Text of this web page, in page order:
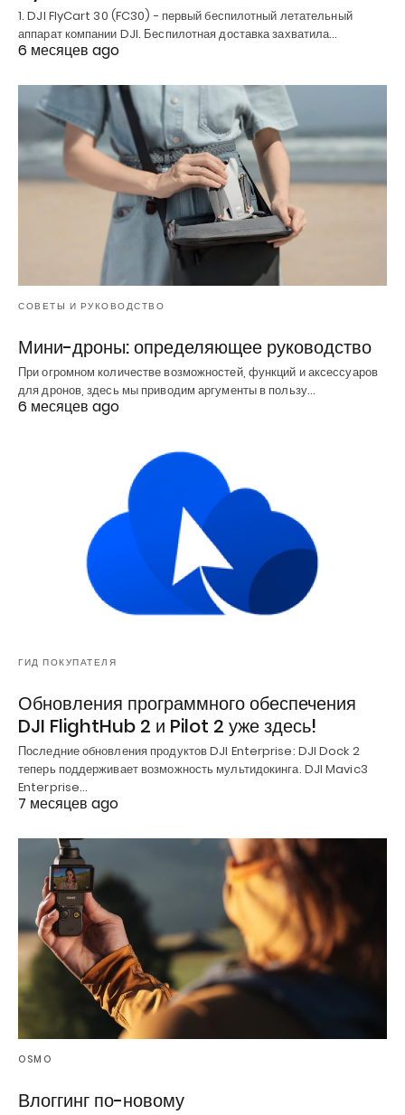
1. DJI FlyCart 30 (FC30) - первый беспилотный летательный
аппарат компании DJI. Беспилотная доставка захватила…
6 месяцев ago
СОВЕТЫ И РУКОВОДСТВО
Мини-дроны: определяющее руководство
При огромном количестве возможностей, функций и аксессуаров
для дронов, здесь мы приводим аргументы в пользу…
6 месяцев ago
ГИД ПОКУПАТЕЛЯ
Обновления программного обеспечения
DJI FlightHub 2 и Pilot 2 уже здесь!
Последние обновления продуктов DJI Enterprise: DJI Dock 2
теперь поддерживает возможность мультидокинга. DJI Mavic3
Enterprise…
7 месяцев ago
OSMO
Влоггинг по-новому